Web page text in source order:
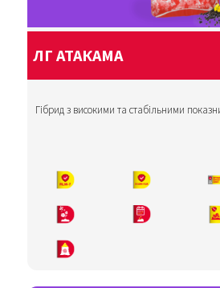
ЛГ АТАКАМА
Гібрид з високими та стабільними